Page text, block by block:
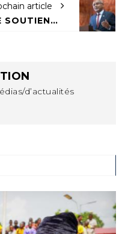
article
LA FRANCE SOUTIENT L'ÉGYPTE AU DÉTRIMENT DU CONGO
d’actualités